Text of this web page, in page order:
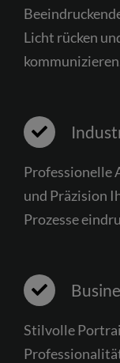
Licht rücken
Professionelle
und Präzision
Prozesse
Stilvolle